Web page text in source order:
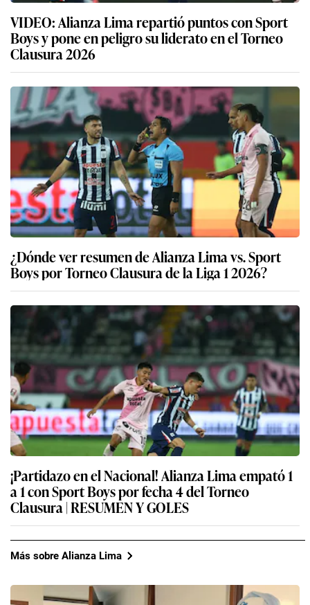
VIDEO: Alianza Lima repartió puntos con Sport
Boys y pone en peligro su liderato en el Torneo
Clausura 2026
¿Dónde ver resumen de Alianza Lima vs. Sport
Boys por Torneo Clausura de la Liga 1 2026?
¡Partidazo en el Nacional! Alianza Lima empató 1
a 1 con Sport Boys por fecha 4 del Torneo
Clausura | RESUMEN Y GOLES
Más sobre Alianza Lima